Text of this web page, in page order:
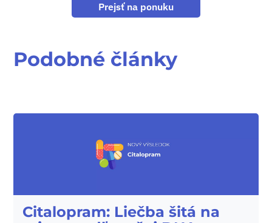
Prejsť na ponuku
Podobné články
Citalopram: Liečba šitá na